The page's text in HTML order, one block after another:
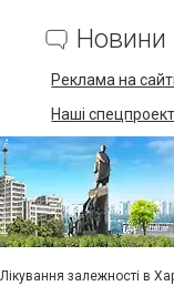
Новини
Реклама на сайті
Наші
Лікування залежності в